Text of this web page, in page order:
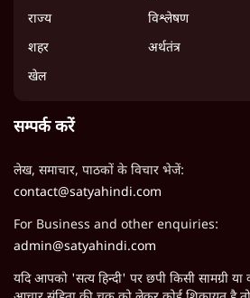
राज्य
विश्लेषण
शहर
अर्थतंत्र
खेल
सम्पर्क करें
लेख, समाचार, पाठकों के विचार भेजें:
contact@satyahindi.com
For Business and other enquiries:
admin@satyahindi.com
यदि आपको 'सत्य हिन्दी' पर छपी किसी सामग्री या